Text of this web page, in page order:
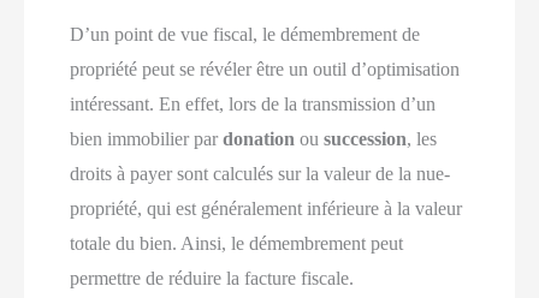
D’un point de vue fiscal, le démembrement de
propriété peut se révéler être un outil d’optimisation
intéressant. En effet, lors de la transmission d’un
bien immobilier pardonation ousuccession, les
droits à payer sont calculés sur la valeur de la nue-
propriété, qui est généralement inférieure à la valeur
totale du bien. Ainsi, le démembrement peut
permettre de réduire la facture fiscale.